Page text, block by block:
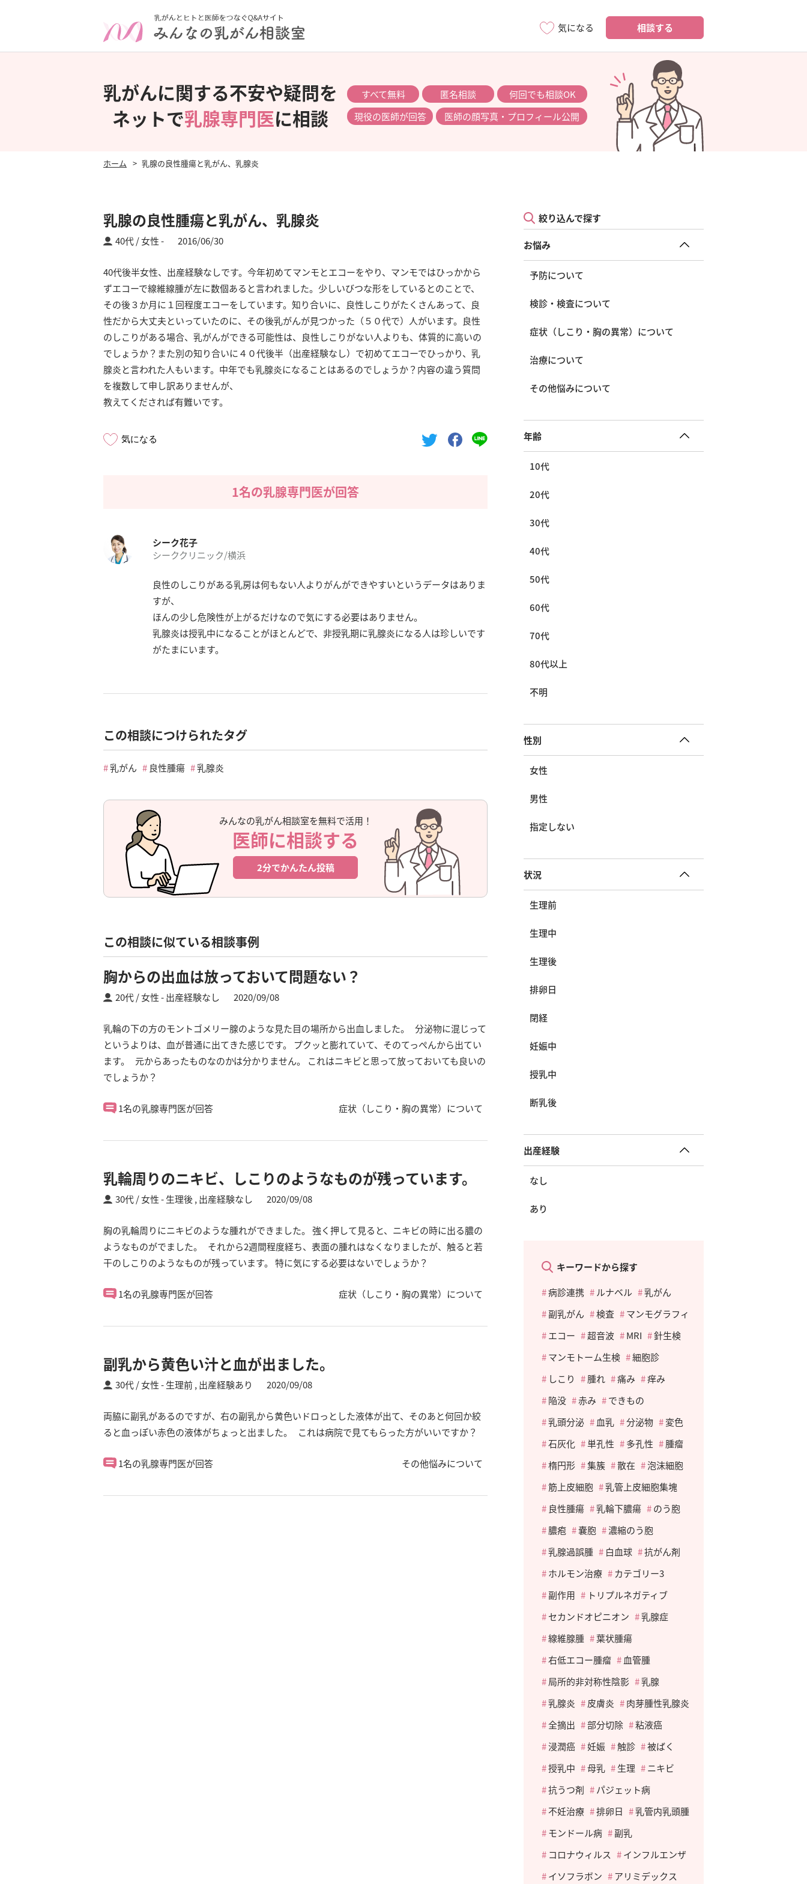
気になる 相談する
乳がんに関する不安や疑問を
ネットで乳腺専門医に相談
すべて無料 匿名相談
何回でも相談OK
現役の医師が回答
医師の顔写真・プロフィール公開
ホーム 乳腺の良性腫瘍と乳がん、乳腺炎
乳腺の良性腫瘍と乳がん、乳腺炎
40代 / 女性 2016/06/30
40代後半女性、出産経験なしです。今年初めてマンモとエコーをやり、マンモではひっかから
ずエコーで線維線腫が左に数個あると言われました。少しいびつな形をしているとのことで、
その後３か月に１回程度エコーをしています。知り合いに、良性しこりがたくさんあって、良
性だから大丈夫といっていたのに、その後乳がんが見つかった（５０代で）人がいます。良性
のしこりがある場合、乳がんができる可能性は、良性しこりがない人よりも、体質的に高いの
でしょうか？また別の知り合いに４０代後半（出産経験なし）で初めてエコーでひっかり、乳
腺炎と言われた人もいます。中年でも乳腺炎になることはあるのでしょうか？内容の違う質問
を複数して申し訳ありませんが、
教えてくだされば有難いです。
気になる
1名の乳腺専門医が回答
シーク花子
シーククリニック/横浜
良性のしこりがある乳房は何もない人よりがんができやすいというデータはありま
すが、
ほんの少し危険性が上がるだけなので気にする必要はありません。
乳腺炎は授乳中になることがほとんどで、非授乳期に乳腺炎になる人は珍しいです
がたまにいます。
この相談につけられたタグ
乳がん 良性腫瘍 乳腺炎
みんなの乳がん相談室を無料で活用！
医師に相談する
2分でかんたん投稿
この相談に似ている相談事例
胸からの出血は放っておいて問題ない？
20代 / 女性 出産経験なし 2020/09/08
乳輪の下の方のモントゴメリー腺のような見た目の場所から出血しました。 分泌物に混じって
というよりは、血が普通に出てきた感じです。 プクッと膨れていて、そのてっぺんから出てい
ます。 元からあったものなのかは分かりません。 これはニキビと思って放っておいても良いの
でしょうか？
症状（しこり・胸の異常）について
1名の乳腺専門医が回答
乳輪周りのニキビ、しこりのようなものが残っています。
30代 / 女性 生理後 , 出産経験なし 2020/09/08
胸の乳輪周りにニキビのような腫れができました。 強く押して見ると、ニキビの時に出る膿の
ようなものがでました。 それから2週間程度経ち、表面の腫れはなくなりましたが、触ると若
干のしこりのようなものが残っています。 特に気にする必要はないでしょうか？
症状（しこり・胸の異常）について
1名の乳腺専門医が回答
副乳から黄色い汁と血が出ました。
30代 / 女性 生理前 , 出産経験あり 2020/09/08
両脇に副乳があるのですが、右の副乳から黄色いドロっとした液体が出て、そのあと何回か絞
ると血っぽい赤色の液体がちょっと出ました。 これは病院で見てもらった方がいいですか？
その他悩みについて
1名の乳腺専門医が回答
絞り込んで探す
お悩み
予防について
検診・検査について
症状（しこり・胸の異常）について
治療について
その他悩みについて
年齢
10代
20代
30代
40代
50代
60代
70代
80代以上
不明
性別
女性
男性
指定しない
状況
生理前
生理中
生理後
排卵日
閉経
妊娠中
授乳中
断乳後
出産経験
なし
あり
キーワードから探す
病診連携
ルナベル
乳がん
副乳がん
検査
マンモグラフィ
エコー
超音波 MRI
針生検
マンモトーム生検
細胞診
しこり
腫れ 痛み
痒み
陥没
赤み
できもの
乳頭分泌
血乳 分泌物
変色
石灰化
単孔性 多孔性
腫瘤
楕円形
集簇 散在
泡沫細胞
筋上皮細胞
乳管上皮細胞集塊
良性腫瘍
乳輪下膿瘍
のう胞
膿疱
嚢胞
濃縮のう胞
乳腺過誤腫
白血球
抗がん剤
ホルモン治療
カテゴリー3
副作用
トリプルネガティブ
セカンドオピニオン
乳腺症
線維腺腫
葉状腫瘍
右低エコー腫瘤
血管腫
局所的非対称性陰影
乳腺
乳腺炎
皮膚炎
肉芽腫性乳腺炎
全摘出
部分切除
粘液癌
浸潤癌
妊娠 触診
被ばく
授乳中
母乳 生理
ニキビ
抗うつ剤
パジェット病
不妊治療
排卵日
乳管内乳頭腫
モンドール病
副乳
コロナウィルス
インフルエンザ
イソフラボン
アリミデックス